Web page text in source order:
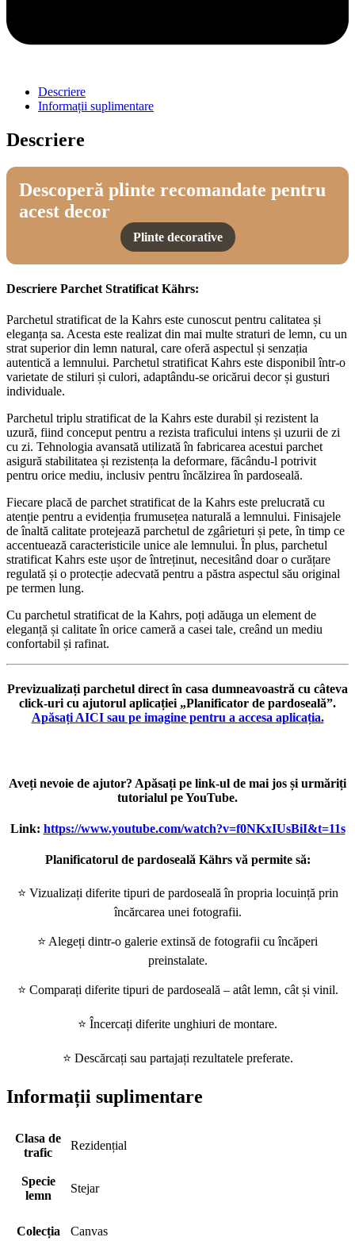
Descriere
Informații suplimentare
Descriere
Descoperă plinte recomandate pentru
acest decor
Plinte decorative
Descriere Parchet Stratificat Kährs:
Parchetul stratificat de la Kahrs este cunoscut pentru calitatea și
eleganța sa. Acesta este realizat din mai multe straturi de lemn, cu un
strat superior din lemn natural, care oferă aspectul și senzația
autentică a lemnului. Parchetul stratificat Kahrs este disponibil într-o
varietate de stiluri și culori, adaptându-se oricărui decor și gusturi
individuale.
Parchetul triplu stratificat de la Kahrs este durabil și rezistent la
uzură, fiind conceput pentru a rezista traficului intens și uzurii de zi
cu zi. Tehnologia avansată utilizată în fabricarea acestui parchet
asigură stabilitatea și rezistența la deformare, făcându-l potrivit
pentru orice mediu, inclusiv pentru încălzirea în pardoseală.
Fiecare placă de parchet stratificat de la Kahrs este prelucrată cu
atenție pentru a evidenția frumusețea naturală a lemnului. Finisajele
de înaltă calitate protejează parchetul de zgârieturi și pete, în timp ce
accentuează caracteristicile unice ale lemnului. În plus, parchetul
stratificat Kahrs este ușor de întreținut, necesitând doar o curățare
regulată și o protecție adecvată pentru a păstra aspectul său original
pe termen lung.
Cu parchetul stratificat de la Kahrs, poți adăuga un element de
eleganță și calitate în orice cameră a casei tale, creând un mediu
confortabil și rafinat.
Previzualizați parchetul direct în casa dumneavoastră cu câteva
click-uri cu ajutorul aplicației „Planificator de pardoseală”.
Apăsați AICI sau pe imagine pentru a accesa aplicația.
Aveți nevoie de ajutor? Apăsați pe link-ul de mai jos și urmăriți
tutorialul pe YouTube.
Link: https://www.youtube.com/watch?v=f0NKxIUsBiI&t=11s
Planificatorul de pardoseală Kährs vă permite să:
⭐ Vizualizați diferite tipuri de pardoseală în propria locuință prin
încărcarea unei fotografii.
⭐ Alegeți dintr-o galerie extinsă de fotografii cu încăperi
preinstalate.
⭐ Comparați diferite tipuri de pardoseală – atât lemn, cât și vinil.
⭐ Încercați diferite unghiuri de montare.
⭐ Descărcați sau partajați rezultatele preferate.
Informații suplimentare
Clasa de
trafic
Rezidențial
Specie
lemn
Stejar
Colecția Canvas